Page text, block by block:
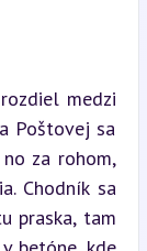
medzi
Poštovej sa
za rohom,
Chodník sa
praska, tam